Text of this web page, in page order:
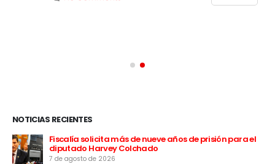
NOTICIAS RECIENTES
Fiscalía solicita más de nueve años de prisión para el
diputado Harvey Colchado
7 de agosto de 2026